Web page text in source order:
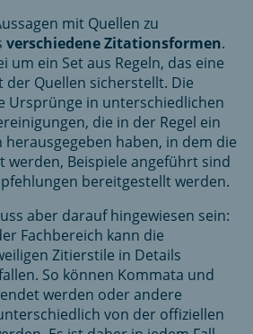
mit Quellen zu
verschiedene Zitationsformen.
um ein Set aus Regeln, das eine
der Quellen sicherstellt. Die
Ursprünge in unterschiedlichen
die in der Regel ein
haben, in dem die
werden, Beispiele angeführt sind
bereitgestellt werden.
aber darauf hingewiesen sein:
Fachbereich kann die
Zitierstile in Details
So können Kommata und
werden oder andere
von der offiziellen